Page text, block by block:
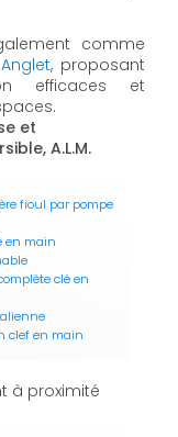
comme
, proposant
efficaces et
et
A.L.M.
fioul par pompe
en main
clé en
clef en main
à proximité